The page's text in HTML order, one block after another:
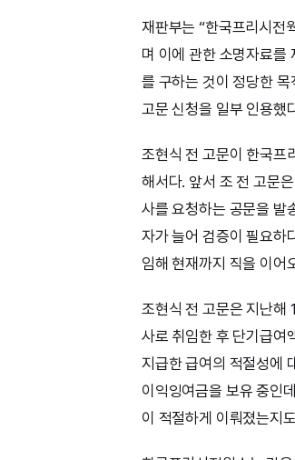
재판부는 “한국프리시전
며 이에 관한 소명자료를
를 구하는 것이 정당한 목
고문 신청을 일부 인용했
조현식 전 고문이 한국프
해서다. 앞서 조 전 고문
사를 요청하는 공문을 발
자가 늘어 검증이 필요하
임해 현재까지 직을 이어
조현식 전 고문은 지난해
사로 취임한 후 단기급여
지급한 급여의 적절성에
이익잉여금을 보유 중인
이 적절하게 이뤄졌는지